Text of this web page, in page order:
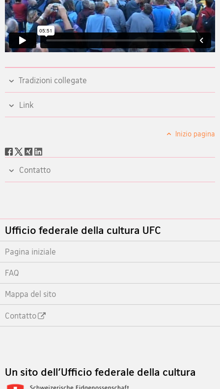
Tradizioni collegate
Link
Inizio pagina
Social
Contatto
Footer
Ufficio federale della cultura UFC
Pagina iniziale
FAQ
Mappa del sito
Contatto
Un sito dell'Ufficio federale della cultura